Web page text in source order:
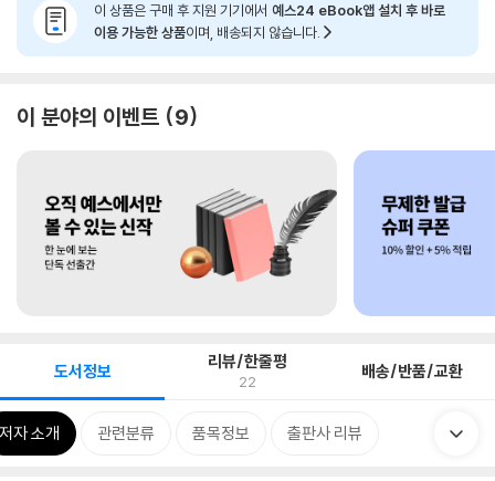
이 상품은 구매 후 지원 기기에서 예스24 eBook앱 설치 후 바로
이용 가능한 상품이며, 배송되지 않습니다.
이 분야의 이벤트 9
도서정보 리뷰/한줄평
22 배송/반품/교환
저자 소개 관련분류 품목정보 출판사 리뷰